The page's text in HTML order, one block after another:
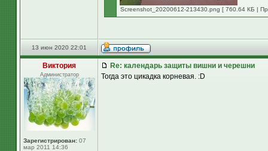
Screenshot_20200612-213430.png [ 760.64 КБ |
13 июн 2020 22:01
Виктория
Администратор
Зарегистрирован: 07
мар 2011 14:36
Re: календарь защиты вишни и черешни
Тогда это цикадка корневая. :D